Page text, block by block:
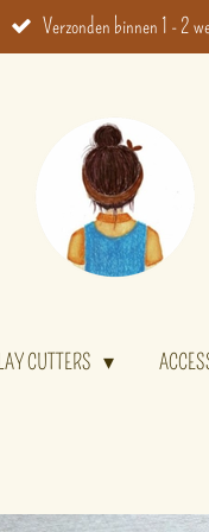
Verzonden binnen 1 - 2
CUTTERS